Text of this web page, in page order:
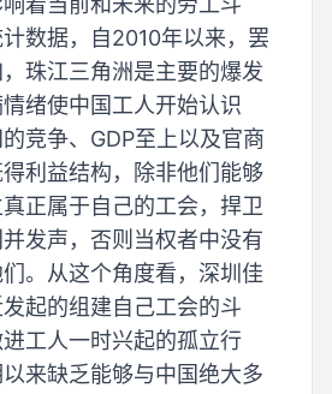
数据，自2010年以来，罢
珠江三角洲是主要的爆发
绪使中国工人开始认识
竞争、GDP至上以及官商
利益结构，除非他们能够
正属于自己的工会，捍卫
发声，否则当权者中没有
。从这个角度看，深圳佳
起的组建自己工会的斗
工人一时兴起的孤立行
来缺乏能够与中国绝大多